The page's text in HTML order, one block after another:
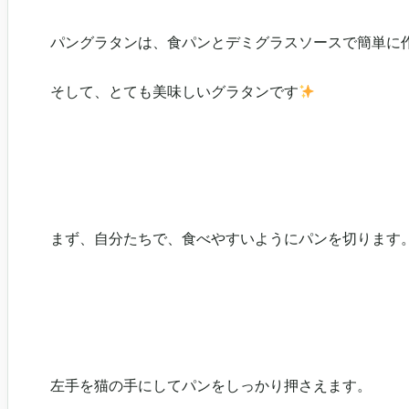
パングラタンは、食パンとデミグラスソースで簡単に
そして、とても美味しいグラタンです
まず、自分たちで、食べやすいようにパンを切ります。
左手を猫の手にしてパンをしっかり押さえます。